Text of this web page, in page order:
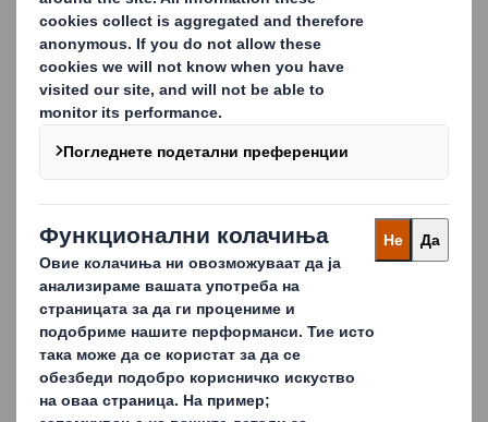
Во извештајот ќе прочитате повеќе за 4 опции на
пакување, кои ќе Ви помогнат на Вашиот пат кон
поодржливо пакување, кое е подготвено за
циркуларно движење и ќе донесе поголема вредност
на Вашите брендови.
Пополнете го формуларот и преземете го
извештајот за домашна нега.